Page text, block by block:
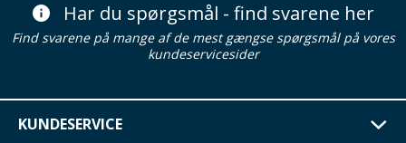
Har du spørgsmål - find svarene her
Find svarene på mange af de mest gængse spørgsmål på vores
kundeservicesider
KUNDESERVICE